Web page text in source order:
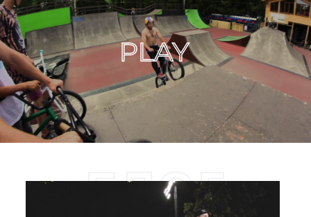
PLAY
БЛОГ